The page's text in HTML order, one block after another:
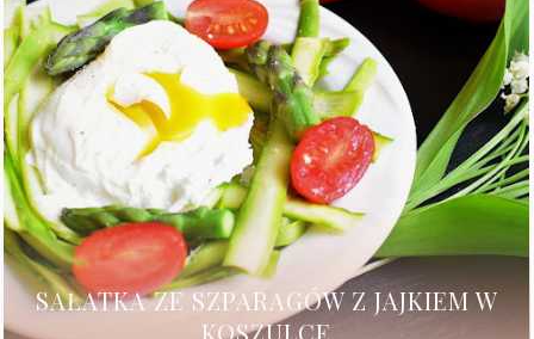
SAŁATKA ZE SZPARAGÓW Z JAJKIEM W